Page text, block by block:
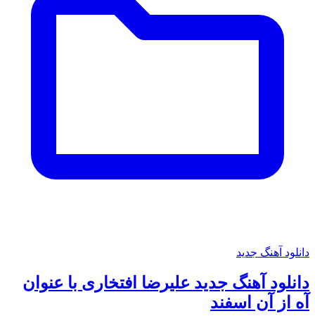
دانلود آهنگ جدید
دانلود آهنگ جدید علیرضا افتخاری با عنوان
آه از آن اسفند